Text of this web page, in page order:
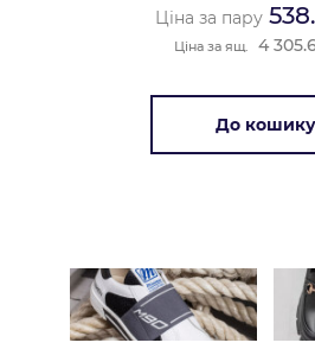
Ціна за пару
Ціна за ящ. 4
До кошику